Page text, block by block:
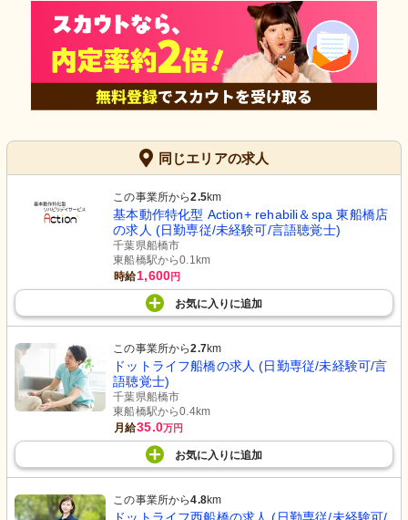
同じエリアの求人
この事業所から2.5km
基本動作特化型 Action+ rehabili＆spa 東船橋店
の求人 (日勤専従/未経験可/言語聴覚士)
千葉県船橋市
東船橋駅から0.1km
時給1,600円
お気に入り に追加
この事業所から2.7km
ドットライフ船橋の求人 (日勤専従/未経験可/言
語聴覚士)
千葉県船橋市
東船橋駅から0.4km
月給35.0万円
お気に入り に追加
この事業所から4.8km